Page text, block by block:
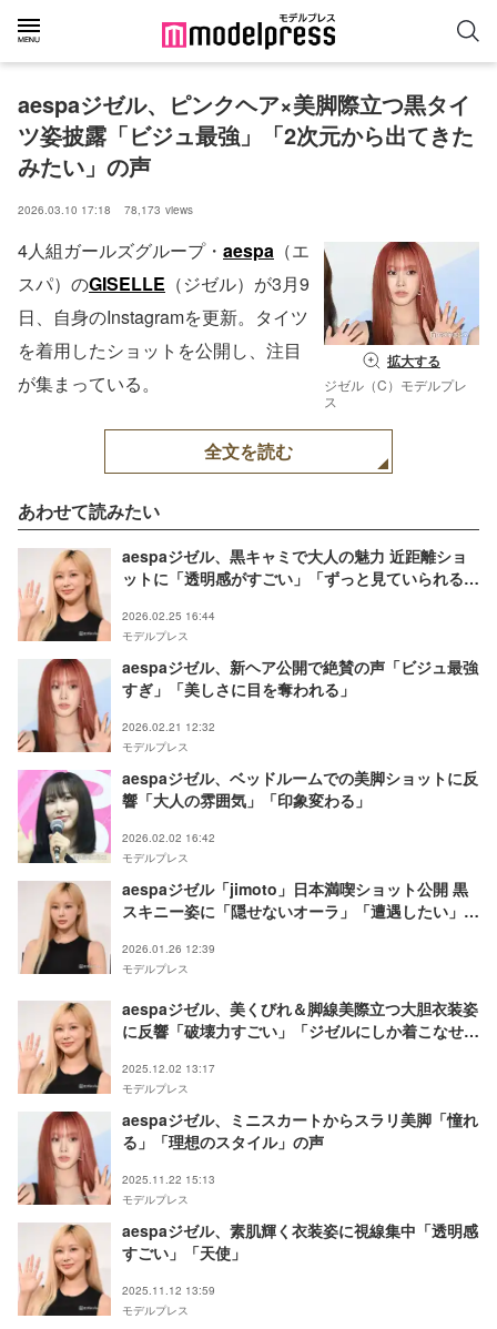
aespaジゼル、ピンクヘア×美脚際立つ黒タイ
ツ姿披露「ビジュ最強」「2次元から出てきた
みたい」の声
2026.03.10 17:18 78,173 views
拡大する
ジゼル（C）モデルプレ
ス
4人組ガールズグループ・ aespa （エ
スパ）のGISELLE （ジゼル）が3月9
日、自身のInstagramを更新。タイツ
を着用したショットを公開し、注目
が集まっている。
全文を読む
あわせて読みたい
aespaジゼル、黒キャミで大人の魅力 近距離ショ
ットに「透明感がすごい」「ずっと見ていられる」
2026.02.25 16:44
モデルプレス
aespaジゼル、新ヘア公開で絶賛の声「ビジュ最強
すぎ」「美しさに目を奪われる」
2026.02.21 12:32
モデルプレス
aespaジゼル、ベッドルームでの美脚ショットに反
響「大人の雰囲気」「印象変わる」
2026.02.02 16:42
モデルプレス
aespaジゼル「jimoto」日本満喫ショット公開 黒
スキニー姿に「隠せないオーラ」「遭遇したい」と
2026.01.26 12:39
モデルプレス
aespaジゼル、美くびれ＆脚線美際立つ大胆衣装姿
に反響「破壊力すごい」「ジゼルにしか着こなせな
2025.12.02 13:17
モデルプレス
aespaジゼル、ミニスカートからスラリ美脚「憧れ
る」「理想のスタイル」の声
2025.11.22 15:13
モデルプレス
aespaジゼル、素肌輝く衣装姿に視線集中「透明感
すごい」「天使」
2025.11.12 13:59
モデルプレス